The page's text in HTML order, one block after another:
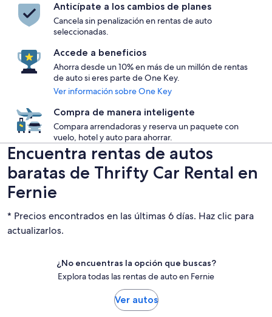
Anticípate a los cambios de planes
Cancela sin penalización en rentas de auto
seleccionadas.
Accede a beneficios
Ahorra desde un 10% en más de un millón de rentas
de auto si eres parte de One Key.
Ver información sobre One Key
Compra de manera inteligente
Compara arrendadoras y reserva un paquete con
vuelo, hotel y auto para ahorrar.
Encuentra rentas de autos
baratas de Thrifty Car Rental en
Fernie
* Precios encontrados en las últimas 6 días. Haz clic para
actualizarlos.
¿No encuentras la opción que buscas?
Explora todas las rentas de auto en Fernie
Ver autos